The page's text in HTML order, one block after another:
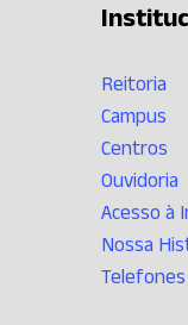
Reitoria
Campus
Centros
Ouvidoria
Acesso à
Nossa
Telefones